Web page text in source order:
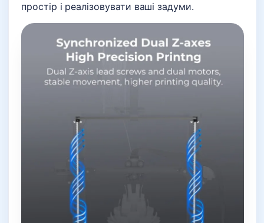
простір і реалізовувати ваші задуми.